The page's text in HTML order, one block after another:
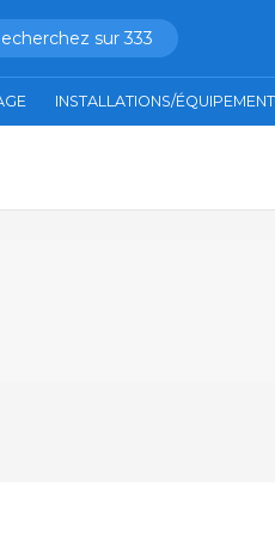
sur 333
INSTALLATIONS/ÉQUIPEMENT